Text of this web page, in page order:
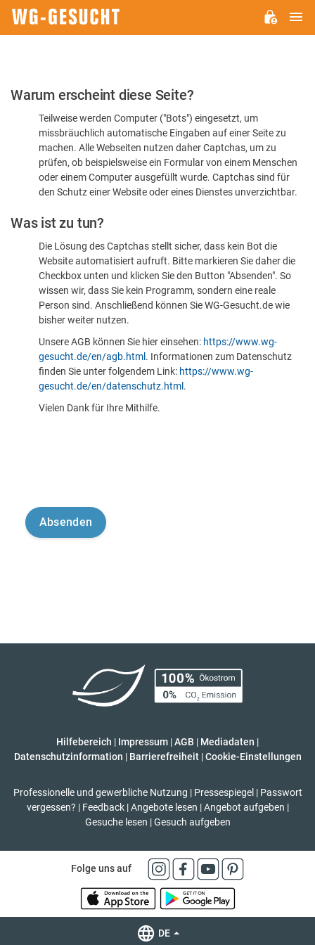
Bitte
dass
sind
Warum erscheint diese Seite?
Teilweise werden Computer ("Bots") eingesetzt, um
missbräuchlich automatische Eingaben auf einer Seite zu
machen. Alle Webseiten nutzen daher Captchas, um zu
prüfen, ob beispielsweise ein Formular von einem Menschen
oder einem Computer ausgefüllt wurde. Captchas sind für
den Schutz einer Website oder eines Dienstes unverzichtbar.
Was ist zu tun?
Die Lösung des Captchas stellt sicher, dass kein Bot die
Website automatisiert aufruft. Bitte markieren Sie daher die
Checkbox unten und klicken Sie den Button "Absenden". So
wissen wir, dass Sie kein Programm, sondern eine reale
Person sind. Anschließend können Sie WG-Gesucht.de wie
bisher weiter nutzen.
Unsere AGB können Sie hier einsehen: https://www.wg-
gesucht.de/en/agb.html . Informationen zum Datenschutz
finden Sie unter folgendem Link: https://www.wg-
gesucht.de/en/datenschutz.html .
Vielen Dank für Ihre Mithilfe.
Hilfebereich | Impressum |AGB | Mediadaten |
Datenschutzinformation | Barrierefreiheit | Cookie-Einstellungen
Professionelle und gewerbliche Nutzung | Pressespiegel | Passwort
vergessen? | Feedback | Angebote lesen | Angebot aufgeben |
Gesuche lesen | Gesuch aufgeben
Folge uns auf
DE